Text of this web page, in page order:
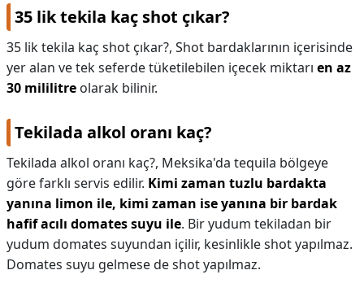
35 lik tekila kaç shot çıkar?
35 lik tekila kaç shot çıkar?, Shot bardaklarının içerisinde
yer alan ve tek seferde tüketilebilen içecek miktarı en az
30 mililitre olarak bilinir.
Tekilada alkol oranı kaç?
Tekilada alkol oranı kaç?, Meksika'da tequila bölgeye
göre farklı servis edilir. Kimi zaman tuzlu bardakta
yanına limon ile, kimi zaman ise yanına bir bardak
hafif acılı domates suyu ile. Bir yudum tekiladan bir
yudum domates suyundan içilir, kesinlikle shot yapılmaz.
Domates suyu gelmese de shot yapılmaz.